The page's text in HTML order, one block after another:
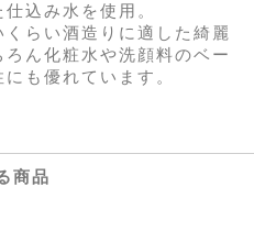
込み水を使用。
らい酒造りに適した綺麗
ん化粧水や洗顔料のベー
も優れています。
商品